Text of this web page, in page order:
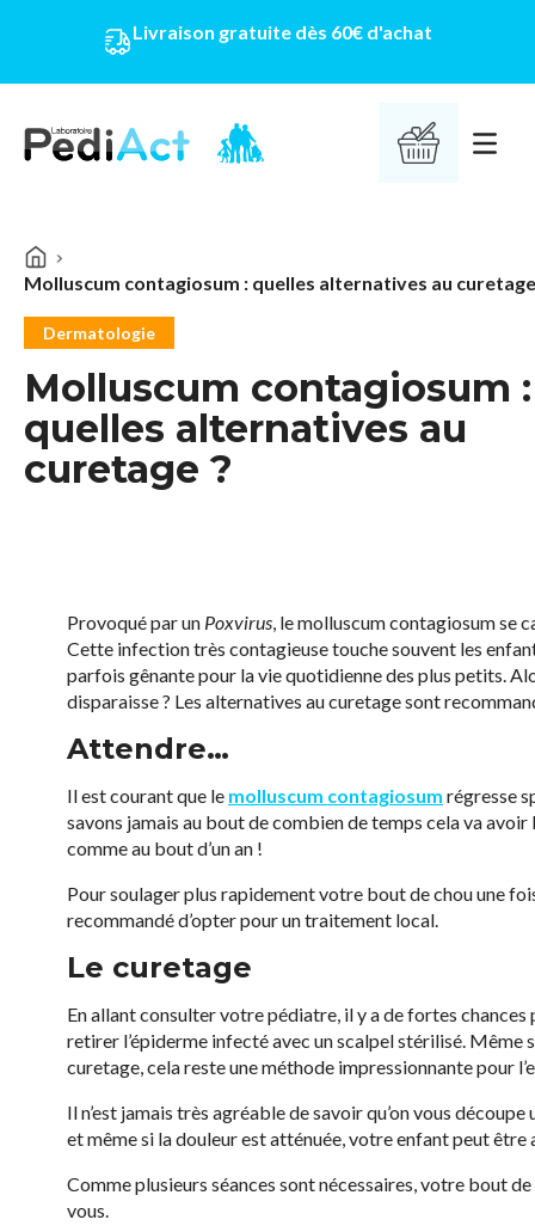
Livraison gratuite dès 60€ d'achat
Molluscum contagiosum : quelles alternatives au
Dermatologie
Molluscum contagiosum :
quelles alternatives au
curetage ?
Provoqué par un Poxvirus, le molluscum contagiosum se
Cette infection très contagieuse touche souvent les
parfois gênante pour la vie quotidienne des plus petits.
disparaisse ? Les alternatives au curetage sont
Attendre…
Il est courant que le molluscum contagiosum régresse
savons jamais au bout de combien de temps cela va
comme au bout d’un an !
Pour soulager plus rapidement votre bout de chou une
recommandé d’opter pour un traitement local.
Le curetage
En allant consulter votre pédiatre, il y a de fortes
retirer l’épiderme infecté avec un scalpel stérilisé. Même
curetage, cela reste une méthode impressionnante pour
Il n’est jamais très agréable de savoir qu’on vous
et même si la douleur est atténuée, votre enfant peut être
Comme plusieurs séances sont nécessaires, votre bout
vous.